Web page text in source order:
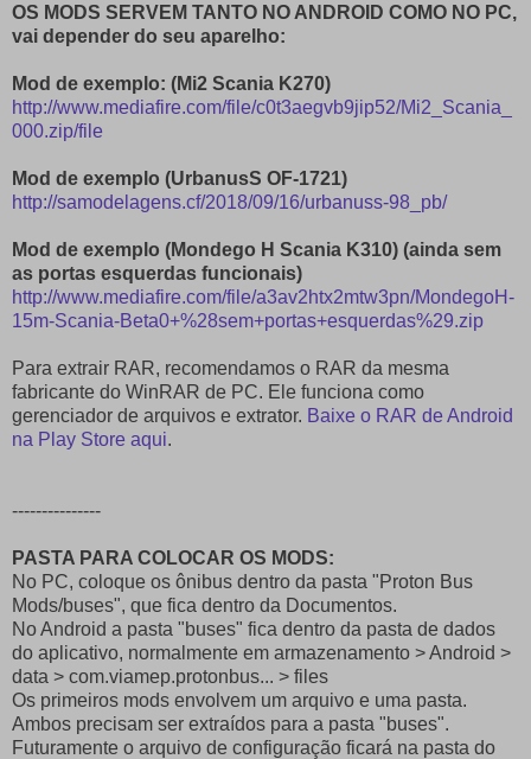
OS MODS SERVEM TANTO NO ANDROID COMO NO PC,
vai depender do seu aparelho:
Mod de exemplo: (Mi2 Scania K270)
http://www.mediafire.com/file/c0t3aegvb9jip52/Mi2_Scania_
000.zip/file
Mod de exemplo (UrbanusS OF-1721)
http://samodelagens.cf/2018/09/16/urbanuss-98_pb/
Mod de exemplo (Mondego H Scania K310) (ainda sem
as portas esquerdas funcionais)
http://www.mediafire.com/file/a3av2htx2mtw3pn/MondegoH-
15m-Scania-Beta0+%28sem+portas+esquerdas%29.zip
Para extrair RAR, recomendamos o RAR da mesma
fabricante do WinRAR de PC. Ele funciona como
gerenciador de arquivos e extrator. Baixe o RAR de Android
na Play Store aqui.
---------------
PASTA PARA COLOCAR OS MODS:
No PC, coloque os ônibus dentro da pasta "Proton Bus
Mods/buses", que fica dentro da Documentos.
No Android a pasta "buses" fica dentro da pasta de dados
do aplicativo, normalmente em armazenamento > Android >
data > com.viamep.protonbus... > files
Os primeiros mods envolvem um arquivo e uma pasta.
Ambos precisam ser extraídos para a pasta "buses".
Futuramente o arquivo de configuração ficará na pasta do